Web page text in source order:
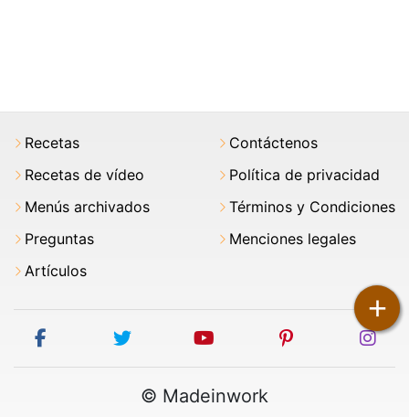
+
Recetas
Recetas de vídeo
Menús archivados
Preguntas
Artículos
Contáctenos
Política de privacidad
Términos y Condiciones
Menciones legales
facebook twitter youtube pinterest
© Madeinwork